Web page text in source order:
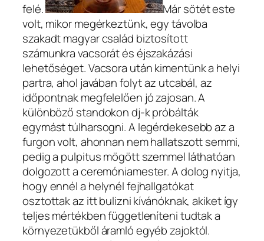
felé.
Már sötét este
volt, mikor megérkeztünk, egy távolba
szakadt magyar család biztosított
számunkra vacsorát és éjszakázási
lehetőséget. Vacsora után kimentünk a helyi
partra, ahol javában folyt az utcabál, az
időpontnak megfelelően jó zajosan. A
különböző standokon dj-k próbálták
egymást túlharsogni. A legérdekesebb az a
furgon volt, ahonnan nem hallatszott semmi,
pedig a pulpitus mögött szemmel láthatóan
dolgozott a ceremóniamester. A dolog nyitja,
hogy ennél a helynél fejhallgatókat
osztottak az itt bulizni kívánóknak, akiket így
teljes mértékben függetleníteni tudtak a
környezetükből áramló egyéb zajoktól.